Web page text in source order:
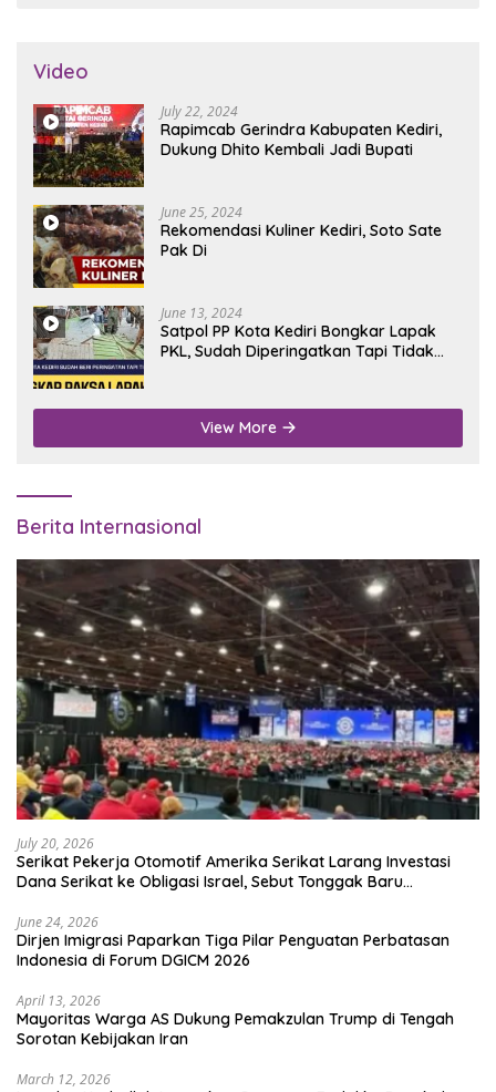
Video
July 22, 2024
Rapimcab Gerindra Kabupaten Kediri,
Dukung Dhito Kembali Jadi Bupati
June 25, 2024
Rekomendasi Kuliner Kediri, Soto Sate
Pak Di
June 13, 2024
Satpol PP Kota Kediri Bongkar Lapak
PKL, Sudah Diperingatkan Tapi Tidak
View More
Berita Internasional
July 20, 2026
Serikat Pekerja Otomotif Amerika Serikat Larang Investasi
Dana Serikat ke Obligasi Israel, Sebut Tonggak Baru
June 24, 2026
Dirjen Imigrasi Paparkan Tiga Pilar Penguatan Perbatasan
Indonesia di Forum DGICM 2026
April 13, 2026
Mayoritas Warga AS Dukung Pemakzulan Trump di Tengah
Sorotan Kebijakan Iran
March 12, 2026